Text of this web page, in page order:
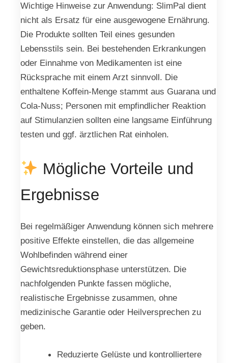
Wichtige Hinweise zur Anwendung: SlimPal dient
nicht als Ersatz für eine ausgewogene Ernährung.
Die Produkte sollten Teil eines gesunden
Lebensstils sein. Bei bestehenden Erkrankungen
oder Einnahme von Medikamenten ist eine
Rücksprache mit einem Arzt sinnvoll. Die
enthaltene Koffein-Menge stammt aus Guarana und
Cola-Nuss; Personen mit empfindlicher Reaktion
auf Stimulanzien sollten eine langsame Einführung
testen und ggf. ärztlichen Rat einholen.
Mögliche Vorteile und
Ergebnisse
Bei regelmäßiger Anwendung können sich mehrere
positive Effekte einstellen, die das allgemeine
Wohlbefinden während einer
Gewichtsreduktionsphase unterstützen. Die
nachfolgenden Punkte fassen mögliche,
realistische Ergebnisse zusammen, ohne
medizinische Garantie oder Heilversprechen zu
geben.
Reduzierte Gelüste und kontrolliertere